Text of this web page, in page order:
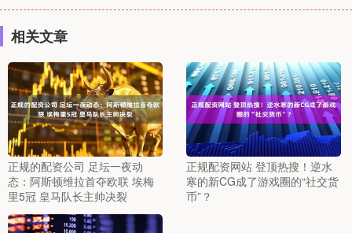
相关文章
正规的配资公司 足坛一夜动
态：阿斯顿维拉首夺欧联 埃梅
里5冠 皇马队长主帅决裂
正规配资网站 登顶热搜！逆水
寒的新CG成了游戏圈的“社交货
币”？